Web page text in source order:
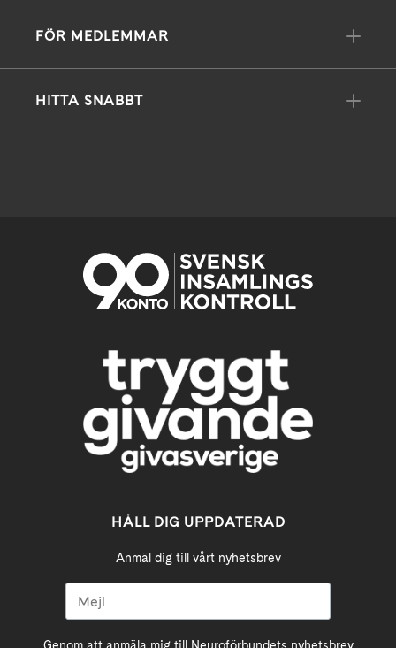
FÖR MEDLEMMAR
HITTA SNABBT
HÅLL DIG UPPDATERAD
Anmäl dig till vårt nyhetsbrev